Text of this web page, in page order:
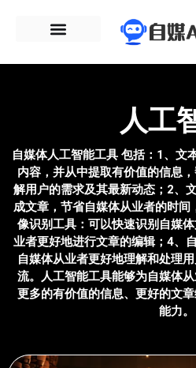
人工
自媒体人工智能工具 包括：1、文
内容，并从中提取有价值的信息
解用户的需求及其最新动态；2、
成文章，节省自媒体从业者的时
像识别工具：可以快速识别自媒
业者更好地进行文章的编辑；4、
自媒体从业者更好地理解和处理
流。人工智能工具能够为自媒体从
更多的有价值的信息、更好的文
能力。